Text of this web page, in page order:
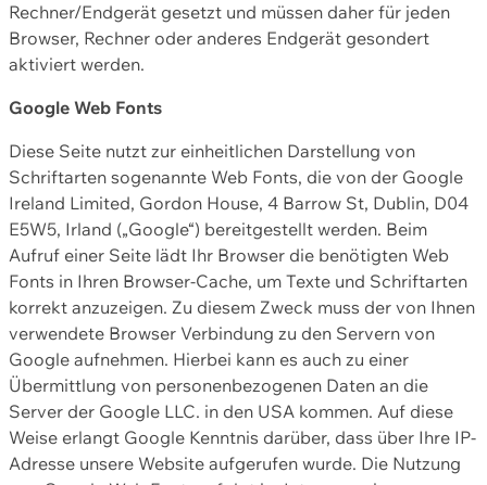
Rechner/Endgerät gesetzt und müssen daher für jeden
Browser, Rechner oder anderes Endgerät gesondert
aktiviert werden.
Google Web Fonts
Diese Seite nutzt zur einheitlichen Darstellung von
Schriftarten sogenannte Web Fonts, die von der Google
Ireland Limited, Gordon House, 4 Barrow St, Dublin, D04
E5W5, Irland („Google“) bereitgestellt werden. Beim
Aufruf einer Seite lädt Ihr Browser die benötigten Web
Fonts in Ihren Browser-Cache, um Texte und Schriftarten
korrekt anzuzeigen. Zu diesem Zweck muss der von Ihnen
verwendete Browser Verbindung zu den Servern von
Google aufnehmen. Hierbei kann es auch zu einer
Übermittlung von personenbezogenen Daten an die
Server der Google LLC. in den USA kommen. Auf diese
Weise erlangt Google Kenntnis darüber, dass über Ihre IP-
Adresse unsere Website aufgerufen wurde. Die Nutzung